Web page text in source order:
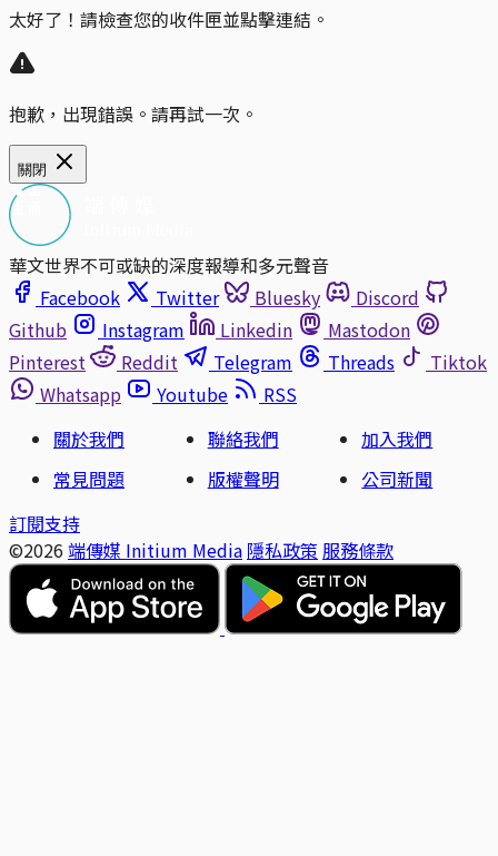
太好了！請檢查您的收件匣並點擊連結。
抱歉，出現錯誤。請再試一次。
關閉
華文世界不可或缺的深度報導和多元聲音
Facebook
Twitter Bluesky
Discord
Github
Instagram Linkedin
Mastodon
Pinterest
Reddit Telegram Threads
Tiktok
Whatsapp
Youtube
RSS
關於我們
聯絡我們
加入我們
常見問題
版權聲明
公司新聞
訂閱支持
©2026 端傳媒 Initium Media 隱私政策 服務條款